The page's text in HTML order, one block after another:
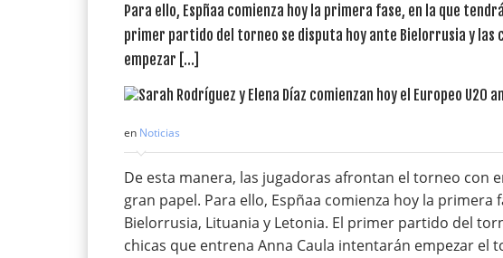
Para ello, Espñaa comienza hoy la primera fase, en la que
primer partido del torneo se disputa hoy ante Bielorrusia y las
empezar […]
en Noticias
De esta manera, las jugadoras afrontan el torneo con
gran papel. Para ello, Espñaa comienza hoy la primera
Bielorrusia, Lituania y Letonia. El primer partido del
chicas que entrena Anna Caula intentarán empezar el